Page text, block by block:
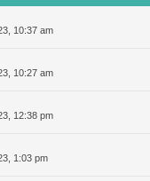
10:37 am
10:27 am
12:38 pm
1:03 pm